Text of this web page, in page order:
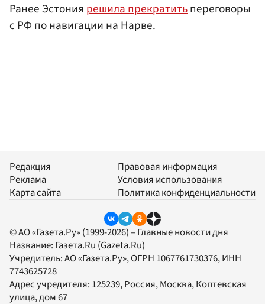
Ранее Эстония решила прекратитьпереговоры
с РФ по навигации на Нарве.
Редакция
Реклама
Карта сайта
Правовая информация
Условия использования
Политика конфиденциальности
© АО «Газета.Ру» (1999-2026) – Главные новости дня
Название: Газета.Ru (Gazeta.Ru)
Учредитель:АО «Газета.Ру», ОГРН 1067761730376, ИНН
7743625728
Адрес учредителя: 125239, Россия, Москва, Коптевская
улица, дом 67